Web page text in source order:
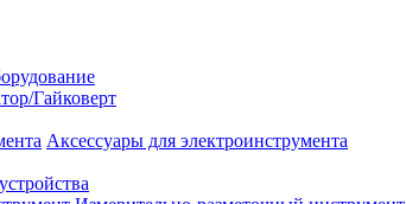
Гайковерт
Аксессуары для электроинструмента